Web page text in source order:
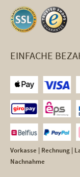
EINFACHE
Vorkasse | Rechnung |
Nachnahme